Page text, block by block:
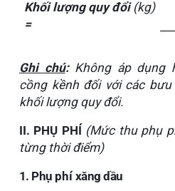
Khối lượng quy đổi (kg)
=
Ghi chú: Không áp dụng
cồng kềnh đối với các
khối lượng quy đổi.
II. PHỤ PHÍ (Mức thu phụ
từng thời điểm)
1. Phụ phí xăng dầu